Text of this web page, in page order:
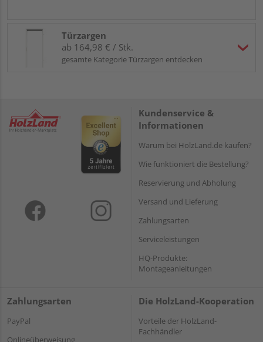
Türzargen
ab 164,98 € / Stk.
gesamte Kategorie Türzargen entdecken
Kundenservice &
Informationen
Warum bei HolzLand.de kaufen?
Wie funktioniert die Bestellung?
Reservierung und Abholung
Versand und Lieferung
Zahlungsarten
Serviceleistungen
HQ-Produkte:
Montageanleitungen
Zahlungsarten
PayPal
Onlineüberweisung
Die HolzLand-Kooperation
Vorteile der HolzLand-
Fachhändler